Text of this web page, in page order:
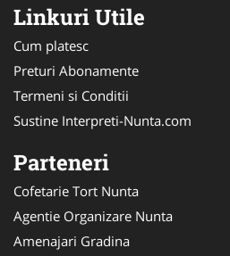
Linkuri Utile
Cum platesc
Preturi Abonamente
Termeni si Conditii
Sustine Interpreti-Nunta.com
Parteneri
Cofetarie Tort Nunta
Agentie Organizare Nunta
Amenajari Gradina